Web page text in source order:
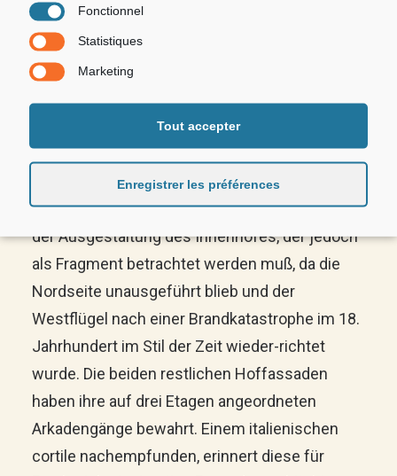
Fonctionnel
Statistiques
Marketing
Tout accepter
Enregistrer les préférences
darstellt.
DIE
RENAISSANCEARKADEN
Die Einzigartigkeit des Schlosses besteht in
der Ausgestaltung des Innenhofes, der jedoch
als Fragment betrachtet werden muß, da die
Nordseite unausgeführt blieb und der
Westflügel nach einer Brandkatastrophe im 18.
Jahrhundert im Stil der Zeit wieder-richtet
wurde. Die beiden restlichen Hoffassaden
haben ihre auf drei Etagen angeordneten
Arkadengänge bewahrt. Einem italienischen
cortile nachempfunden, erinnert diese für